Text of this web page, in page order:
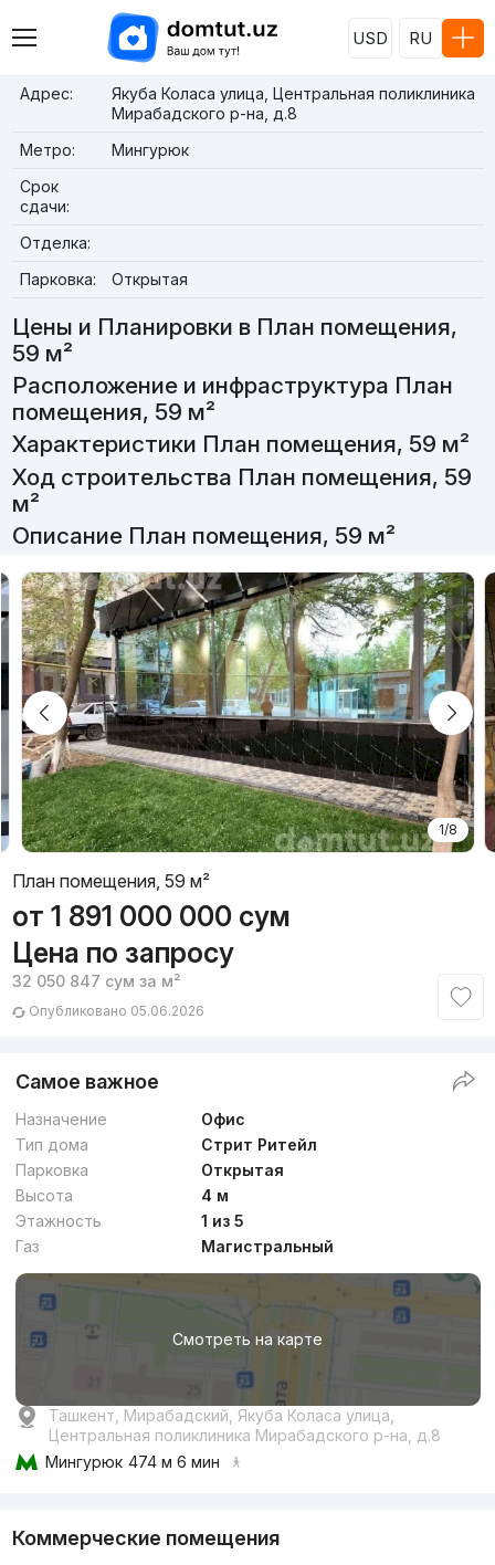
USD RU
Адрес:
Якуба Коласа улица, Центральная поликлиника
Мирабадского р-на, д.8
Метро:
Мингурюк
Срок
сдачи:
Отделка:
Парковка:
Открытая
Цены и Планировки в План помещения,
59 м²
Расположение и инфраструктура План
помещения, 59 м²
Характеристики План помещения, 59 м²
Ход строительства План помещения, 59
м²
Описание План помещения, 59 м²
1/8
План помещения, 59 м²
от 1 891 000 000 сум
Цена по запросу
32 050 847 сум за м²
Опубликовано 05.06.2026
Самое важное
Назначение
Офис
Тип дома
Стрит Ритейл
Парковка
Открытая
Высота
4 м
Этажность
1 из 5
Газ
Магистральный
Смотреть на карте
Ташкент, Мирабадский, Якуба Коласа улица,
Центральная поликлиника Мирабадского р-на, д.8
Мингурюк 474 м 6 мин
Коммерческие помещения